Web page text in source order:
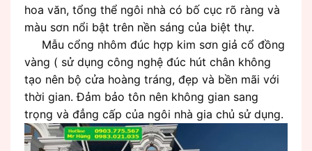
hoa văn, tổng thể ngôi nhà có bố cục rõ ràng và
màu sơn nổi bật trên nền sáng của biệt thự.
Mẫu cổng nhôm đúc hợp kim sơn giả cổ đồng
vàng ( sử dụng công nghệ đúc hút chân không
tạo nên bộ cửa hoàng tráng, đẹp và bền mãi với
thời gian. Đảm bảo tôn nên không gian sang
trọng và đẳng cấp của ngôi nhà gia chủ sử dụng.